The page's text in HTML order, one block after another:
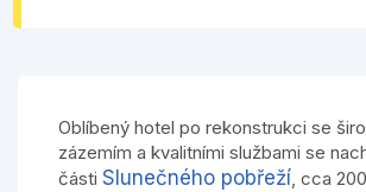
Oblíbený hotel po rekonstrukci se
zázemím a kvalitními službami se
části Slunečného pobřeží, cca